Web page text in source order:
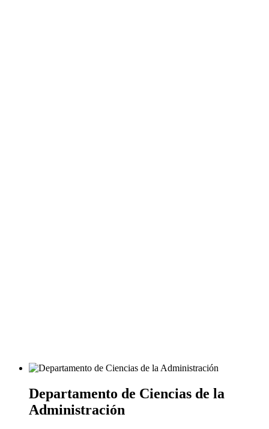
Departamento de Ciencias de la
Administración